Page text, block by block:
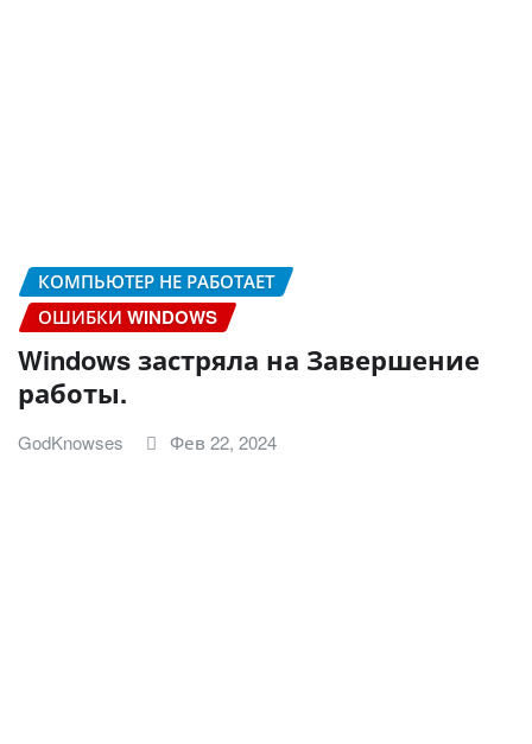
КОМПЬЮТЕР НЕ РАБОТАЕТ
ОШИБКИ WINDOWS
Windows застряла на Завершение
работы.
GodKnowses Фев 22, 2024